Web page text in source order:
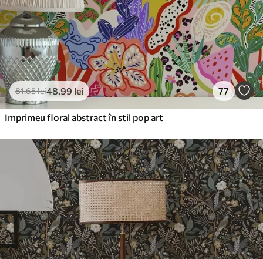
81.65lei48.99 lei 77
Imprimeu floral abstract în stil pop art